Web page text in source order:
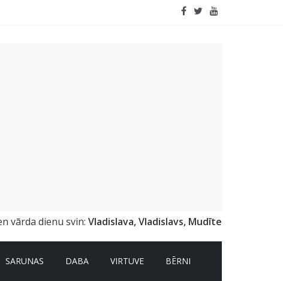
vārda dienu svin: Vladislava, Vladislavs, Mudīte
SARUNAS DABA VIRTUVE BĒRNI